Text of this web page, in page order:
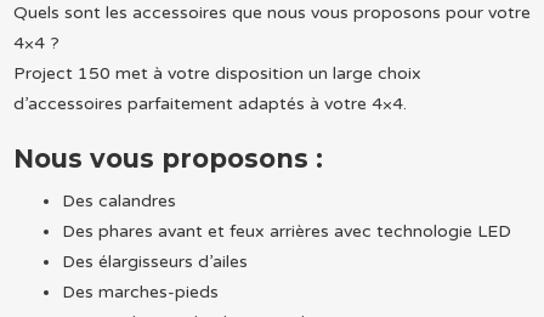
Quels sont les accessoires que nous vous proposons pour votre
4×4 ?
Project 150 met à votre disposition un large choix
d’accessoires parfaitement adaptés à votre 4×4.
Nous vous proposons :
Des calandres
Des phares avant et feux arrières avec technologie LED
Des élargisseurs d’ailes
Des marches-pieds